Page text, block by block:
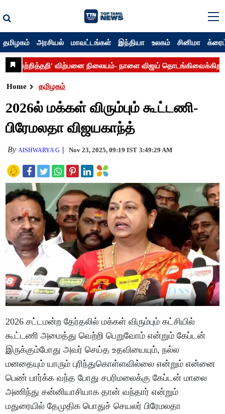
தமிழகம் அரசியல் மாவட்டங்கள் இந்தியா உலகம் சினிமா
Home தமிழகம்
2026ல் மக்கள் விரும்பும் கூட்டணி-
பிரேமலதா விஜயகாந்த்
By AISHWARYA G Nov 23, 2025, 09:19 IST 3:49:29 AM
2026 சட்டமன்ற தேர்தலில் மக்கள் விரும்பும் கட்சியில்
கூட்டணி அமைத்து வெற்றி பெறுவோம் என்றும் கேப்டன்
இருக்கும்போது அவர் செய்த உதவியையும், நல்ல
மனதையும் யாரும் புரிந்துகொள்ளவில்லை என்றும் என்னை
பெண் பார்க்க வந்த போது சபரிமலைக்கு கேப்டன் மாலை
அணிந்து சன்னியாசியாக தான் வந்தார் என்றும்
மதுரையில் தேமுதிக பொதுச் செயலர் பிரேமலதா